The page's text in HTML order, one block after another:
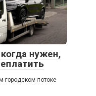
нужен,
городском потоке